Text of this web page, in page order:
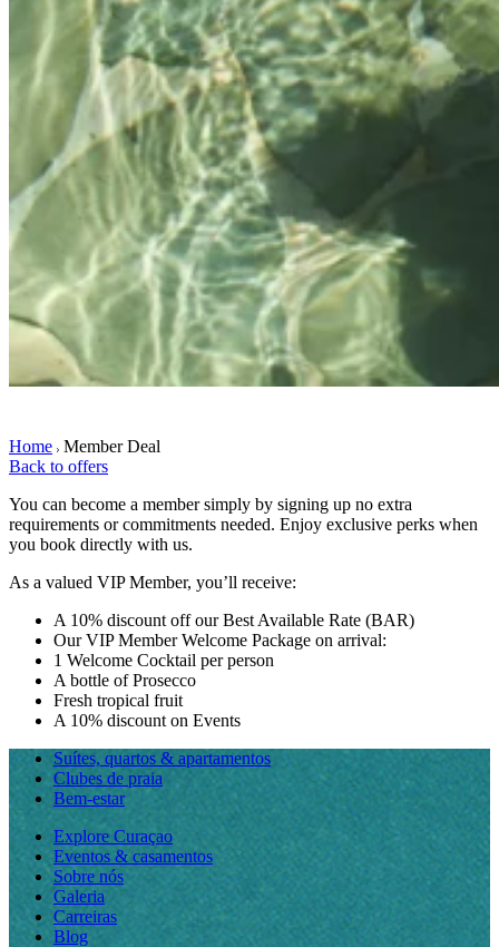
Home Member Deal
Back to offers
You can become a member simply by signing up no extra
requirements or commitments needed. Enjoy exclusive perks when
you book directly with us.
As a valued VIP Member, you’ll receive:
A 10% discount off our Best Available Rate (BAR)
Our VIP Member Welcome Package on arrival:
1 Welcome Cocktail per person
A bottle of Prosecco
Fresh tropical fruit
A 10% discount on Events
Suítes, quartos & apartamentos
Clubes de praia
Bem-estar
Explore Curaçao
Eventos & casamentos
Sobre nós
Galeria
Carreiras
Blog